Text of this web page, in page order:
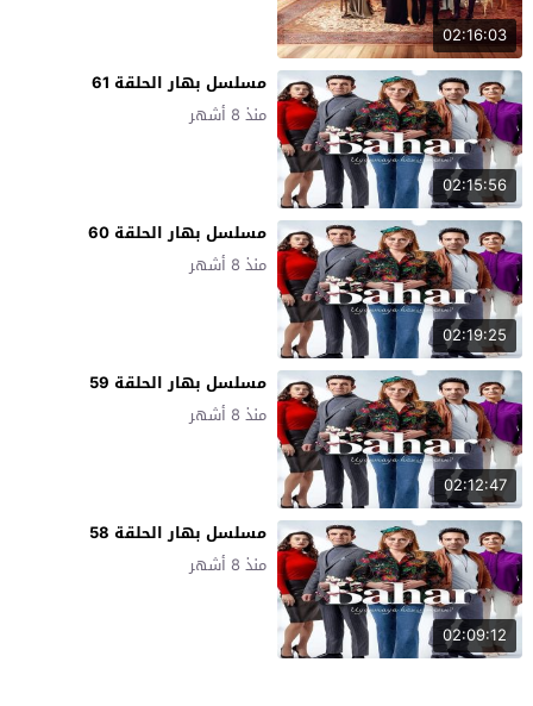
02:16:03
02:15:56
مسلسل بهار الحلقة 61
منذ 8 أشهر
02:19:25
مسلسل بهار الحلقة 60
منذ 8 أشهر
02:12:47
مسلسل بهار الحلقة 59
منذ 8 أشهر
02:09:12
مسلسل بهار الحلقة 58
منذ 8 أشهر